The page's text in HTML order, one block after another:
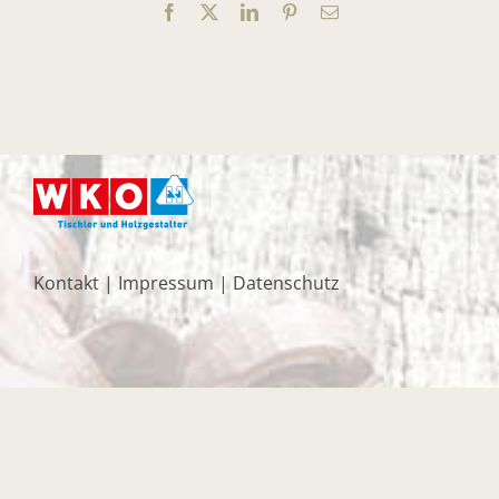
Facebook LinkedInPinterest
E-
Kontakt | Impressum | Datenschutz